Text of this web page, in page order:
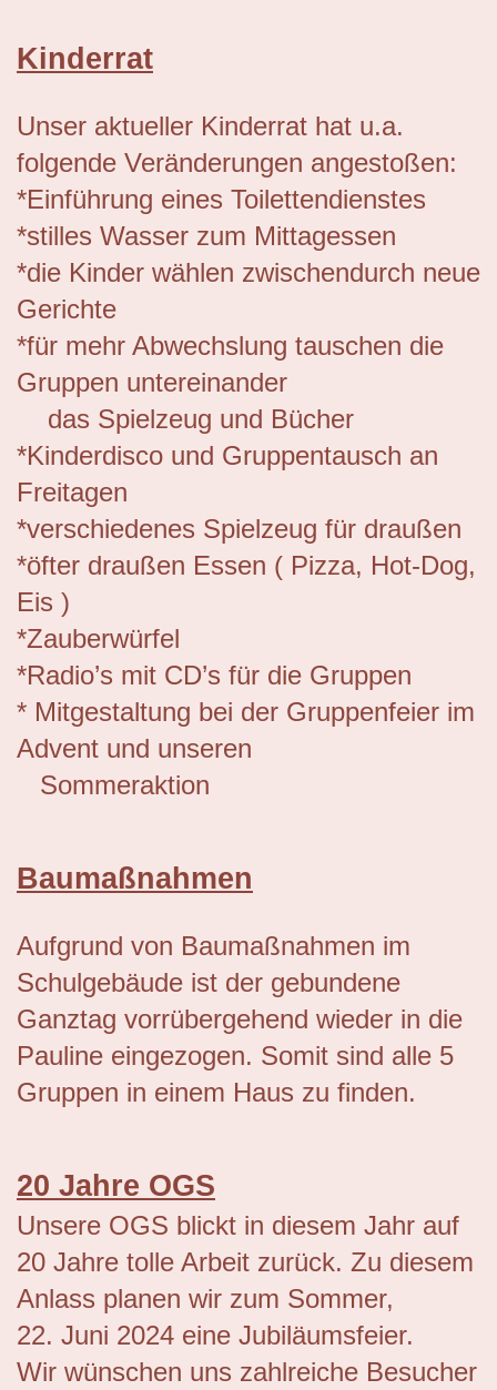
Kinderrat
Unser aktueller Kinderrat hat u.a.
folgende Veränderungen angestoßen:
*Einführung eines Toilettendienstes
*stilles Wasser zum Mittagessen
*die Kinder wählen zwischendurch neue
Gerichte
*für mehr Abwechslung tauschen die
Gruppen untereinander
das Spielzeug und Bücher
*Kinderdisco und Gruppentausch an
Freitagen
*verschiedenes Spielzeug für draußen
*öfter draußen Essen ( Pizza, Hot-Dog,
Eis )
*Zauberwürfel
*Radio’s mit CD’s für die Gruppen
* Mitgestaltung bei der Gruppenfeier im
Advent und unseren
Sommeraktion
Baumaßnahmen
Aufgrund von Baumaßnahmen im
Schulgebäude ist der gebundene
Ganztag vorrübergehend wieder in die
Pauline eingezogen. Somit sind alle 5
Gruppen in einem Haus zu finden.
20 Jahre OGS
Unsere OGS blickt in diesem Jahr auf
20 Jahre tolle Arbeit zurück. Zu diesem
Anlass planen wir zum Sommer,
22. Juni 2024 eine Jubiläumsfeier.
Wir wünschen uns zahlreiche Besucher